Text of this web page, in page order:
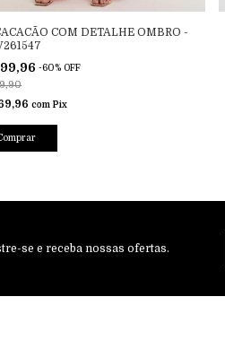
COM DETALHE OMBRO -
-60% OFF
com Pix
se e receba nossas ofertas.